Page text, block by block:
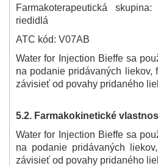
Farmakoterapeutická
riedidlá
ATC kód: V07AB
Water for Injection Bieffe sa
na podanie pridávaných liekov,
závisieť od povahy pridaného
5.2. Farmakokinetické
Water for Injection Bieffe sa
na podanie pridávaných
závisieť od povahy pridaného